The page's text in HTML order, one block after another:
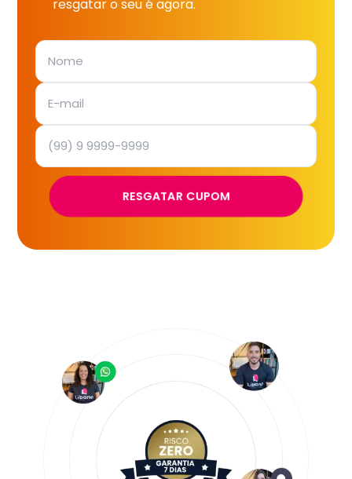
resgatar o seu é agora.
RESGATAR CUPOM